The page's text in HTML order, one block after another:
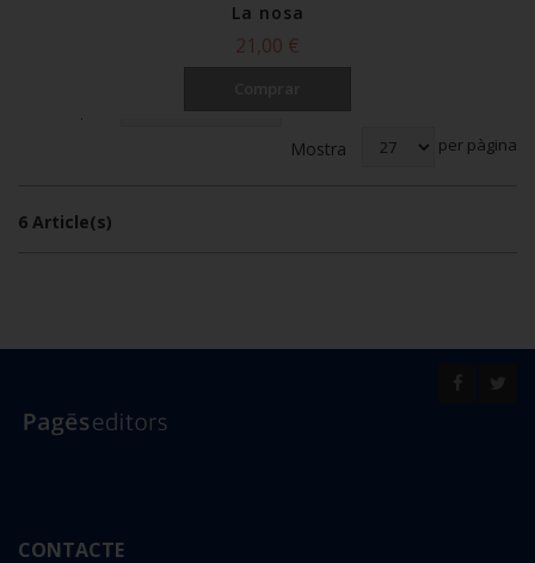
La nosa
21,00 €
Mostra
per pàgina
6 Article(s)
CONTACTE